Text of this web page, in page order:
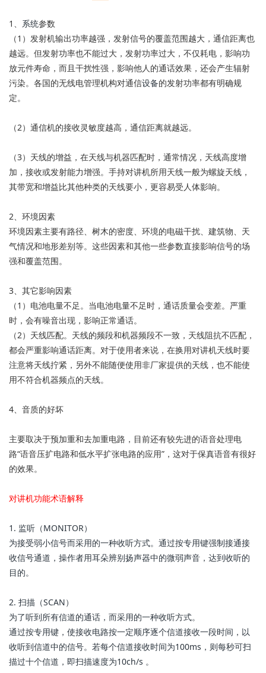
1、 系统参数
（1）发射机输出功率越强，发射信号的覆盖范围越大，通信距离也
越远。但发射功率也不能过大，发射功率过大，不仅耗电，影响功
放元件寿命，而且干扰性强，影响他人的通话效果，还会产生辐射
污染。各国的无线电管理机构对通信设备的发射功率都有明确规
定。
（2）通信机的接收灵敏度越高，通信距离就越远。
（3）天线的增益，在天线与机器匹配时，通常情况，天线高度增
加，接收或发射能力增强。手持对讲机所用天线一般为螺旋天线，
其带宽和增益比其他种类的天线要小，更容易受人体影响。
2、环境因素
环境因素主要有路径、树木的密度、环境的电磁干扰、建筑物、天
气情况和地形差别等。这些因素和其他一些参数直接影响信号的场
强和覆盖范围。
3、其它影响因素
（1）电池电量不足。当电池电量不足时，通话质量会变差。严重
时，会有噪音出现，影响正常通话。
（2）天线匹配。天线的频段和机器频段不一致，天线阻抗不匹配，
都会严重影响通话距离。对于使用者来说，在换用对讲机天线时要
注意将天线拧紧，另外不能随便使用非厂家提供的天线，也不能使
用不符合机器频点的天线。
4、音质的好坏
主要取决于预加重和去加重电路，目前还有较先进的语音处理电
路“语音压扩电路和低水平扩张电路的应用”，这对于保真语音有很好
的效果。
对讲机功能术语解释
1. 监听（MONITOR）
为接受弱小信号而采用的一种收听方式。通过按专用键强制接通接
收信号通道，操作者用耳朵辨别扬声器中的微弱声音，达到收听的
目的。
2. 扫描（SCAN）
为了听到所有信道的通话，而采用的一种收听方式。
通过按专用键，使接收电路按一定顺序逐个信道接收一段时间，以
收听到信道中的信号。若每个信道接收时间为100ms，则每秒可扫
描过十个信道，即扫描速度为10ch/s 。